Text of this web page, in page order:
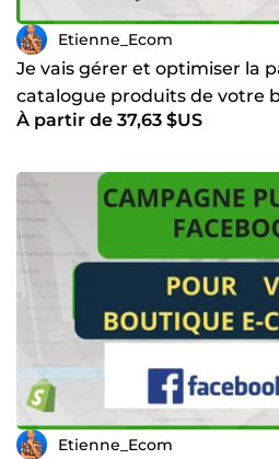
Etienne_Ecom
Je vais gérer et optimiser la
catalogue produits de votre
À partir de 37,63 $US
Etienne_Ecom